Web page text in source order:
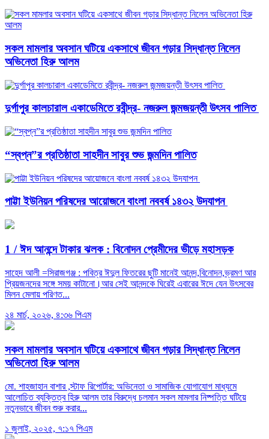
সকল মামলার অবসান ঘটিয়ে একসাথে জীবন গড়ার সিদ্ধান্ত নিলেন
অভিনেতা হিরু আলম
দুর্গাপুর কালচারাল একাডেমিতে রবীন্দ্র- নজরুল জন্মজয়ন্তী উৎসব পালিত
“স্বপ্ন”র প্রতিষ্ঠাতা সাহদীন সাবুর শুভ জন্মদিন পালিত
পাট্টা ইউনিয়ন পরিষদের আয়োজনে বাংলা নববর্ষ ১৪৩২ উদযাপন
1 /ঈদ আনন্দে টাকার ঝলক : বিনোদন প্রেমীদের ভীড়ে মহাসড়ক
সাহেদ আলী =সিরাজগঞ্জ : পবিত্র ঈদুল ফিতরের ছুটি মানেই আনন্দ,বিনোদন,ভ্রমণ আর
প্রিয়জনদের সঙ্গে সময় কাটানো।আর সেই আনন্দকে ঘিরেই এবারের ঈদে যেন উৎসবের
মিলন মেলায় পরিণত...
২৪ মার্চ, ২০২৬, ৪:৩৬ পিএম
সকল মামলার অবসান ঘটিয়ে একসাথে জীবন গড়ার সিদ্ধান্ত নিলেন
অভিনেতা হিরু আলম
মো. শাহজাহান বাশার ,স্টাফ রিপোর্টার: অভিনেতা ও সামাজিক যোগাযোগ মাধ্যমে
আলোচিত ব্যক্তিত্ব হিরু আলম তার বিরুদ্ধে চলমান সকল মামলার নিষ্পত্তি ঘটিয়ে
নতুনভাবে জীবন শুরু করার...
১ জুলাই, ২০২৫, ৭:১৭ পিএম